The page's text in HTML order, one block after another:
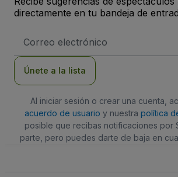
directamente en tu bandeja de
de
Únete a la lista
Al iniciar sesión o crear una cuenta,
acuerdo de usuario y nuestra política
posible que recibas notificaciones por
parte, pero puedes darte de baja en